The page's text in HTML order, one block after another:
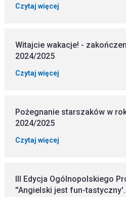
Czytaj więcej
Witajcie wakacje! -
2024/2025
Czytaj więcej
Pożegnanie starszaków w
2024/2025
Czytaj więcej
III Edycja Ogólnopolskiego
''Angielski jest fun-